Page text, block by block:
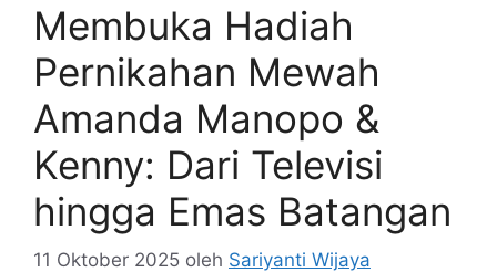
Membuka Hadiah
Pernikahan Mewah
Amanda Manopo &
Kenny: Dari Televisi
hingga Emas Batangan
11 Oktober 2025 oleh Sariyanti Wijaya